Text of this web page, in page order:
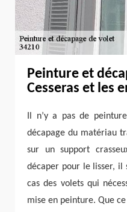
Peinture et
Cesseras et les
Il n’y a pas de
décapage du matériau
sur un support
décaper pour le lisser, il
cas des volets qui
mise en peinture. Que